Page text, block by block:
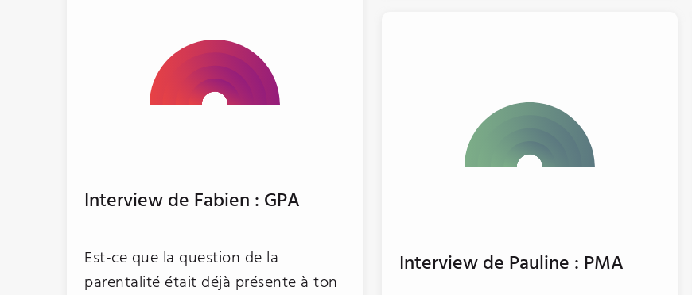
Interview de Fabien : GPA
Est-ce que la question de la
parentalité était déjà présente à ton
Interview de Pauline : PMA